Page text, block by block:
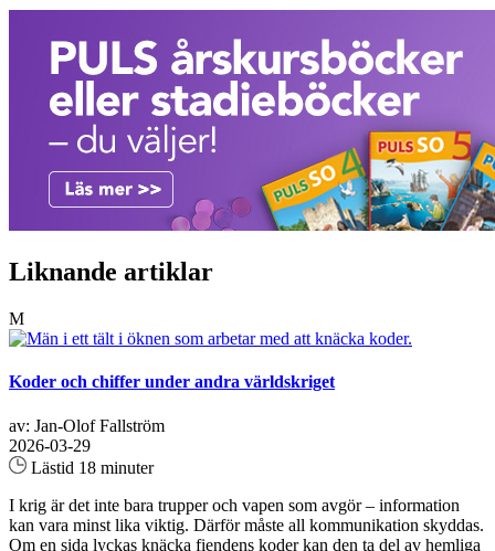
Liknande artiklar
M
Koder och chiffer under andra världskriget
av: Jan-Olof Fallström
2026-03-29
Lästid 18 minuter
I krig är det inte bara trupper och vapen som avgör – information
kan vara minst lika viktig. Därför måste all kommunikation skyddas.
Om en sida lyckas knäcka fiendens koder kan den ta del av hemliga